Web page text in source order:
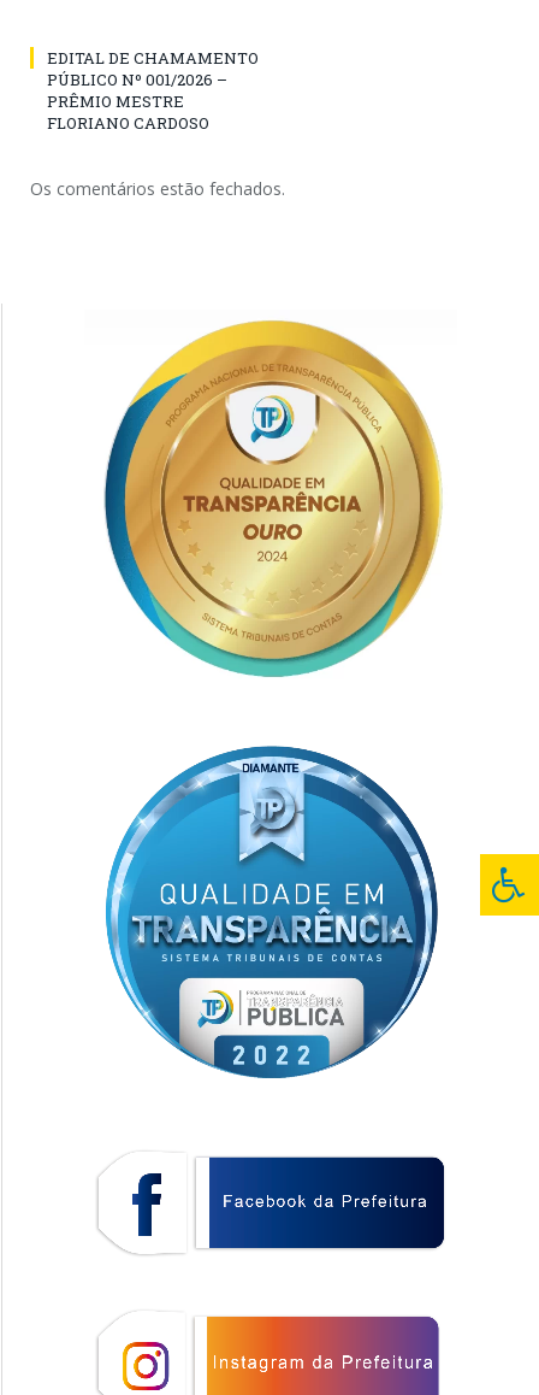
EDITAL DE CHAMAMENTO
PÚBLICO Nº 001/2026 –
PRÊMIO MESTRE
FLORIANO CARDOSO
Os comentários estão fechados.